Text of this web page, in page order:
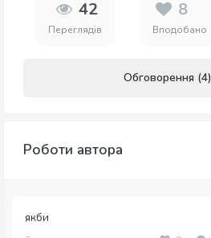
42
Переглядів
8
Вподобано
Обговорення (4)
Роботи автора
якби